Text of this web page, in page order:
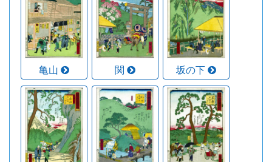
亀山 関 坂の下